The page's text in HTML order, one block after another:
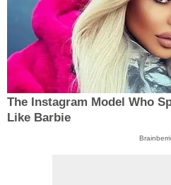
The Instagram Model Who
Like Barbie